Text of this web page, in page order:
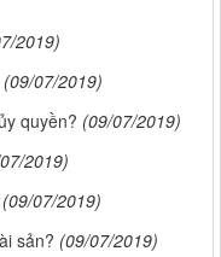
2019)
(09/07/2019)
quyền? (09/07/2019)
2019)
(09/07/2019)
sản? (09/07/2019)